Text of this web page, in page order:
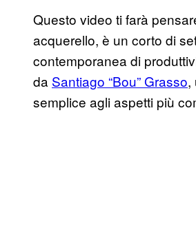
Questo video ti farà
acquerello, è un corto di
contemporanea di
da Santiago “Bou” Grasso,
semplice agli aspetti più